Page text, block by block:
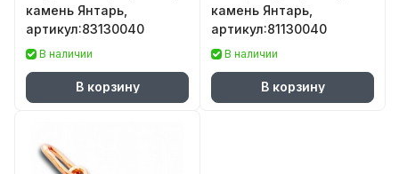
камень Янтарь,
артикул:83130040
В наличии
В корзину
камень Янтарь,
артикул:81130040
В наличии
В корзину